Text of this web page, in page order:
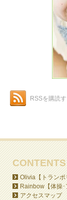
RSSを購読
Olivia【トランポ
Rainbow【体操･
アクセスマップ